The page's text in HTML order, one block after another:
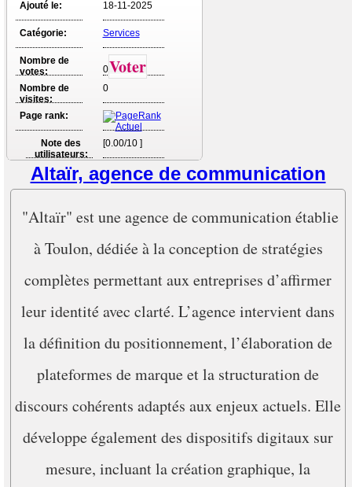
Ajouté le: 18-11-2025
Catégorie: Services
Nombre de
votes:
0Voter
Nombre de
visites:
0
Page rank:
Note des
utilisateurs:
[0.00/10 ]
Altaïr, agence de communication
"Altaïr" est une agence de communication établie
à Toulon, dédiée à la conception de stratégies
complètes permettant aux entreprises d’affirmer
leur identité avec clarté. L’agence intervient dans
la définition du positionnement, l’élaboration de
plateformes de marque et la structuration de
discours cohérents adaptés aux enjeux actuels. Elle
développe également des dispositifs digitaux sur
mesure, incluant la création graphique, la